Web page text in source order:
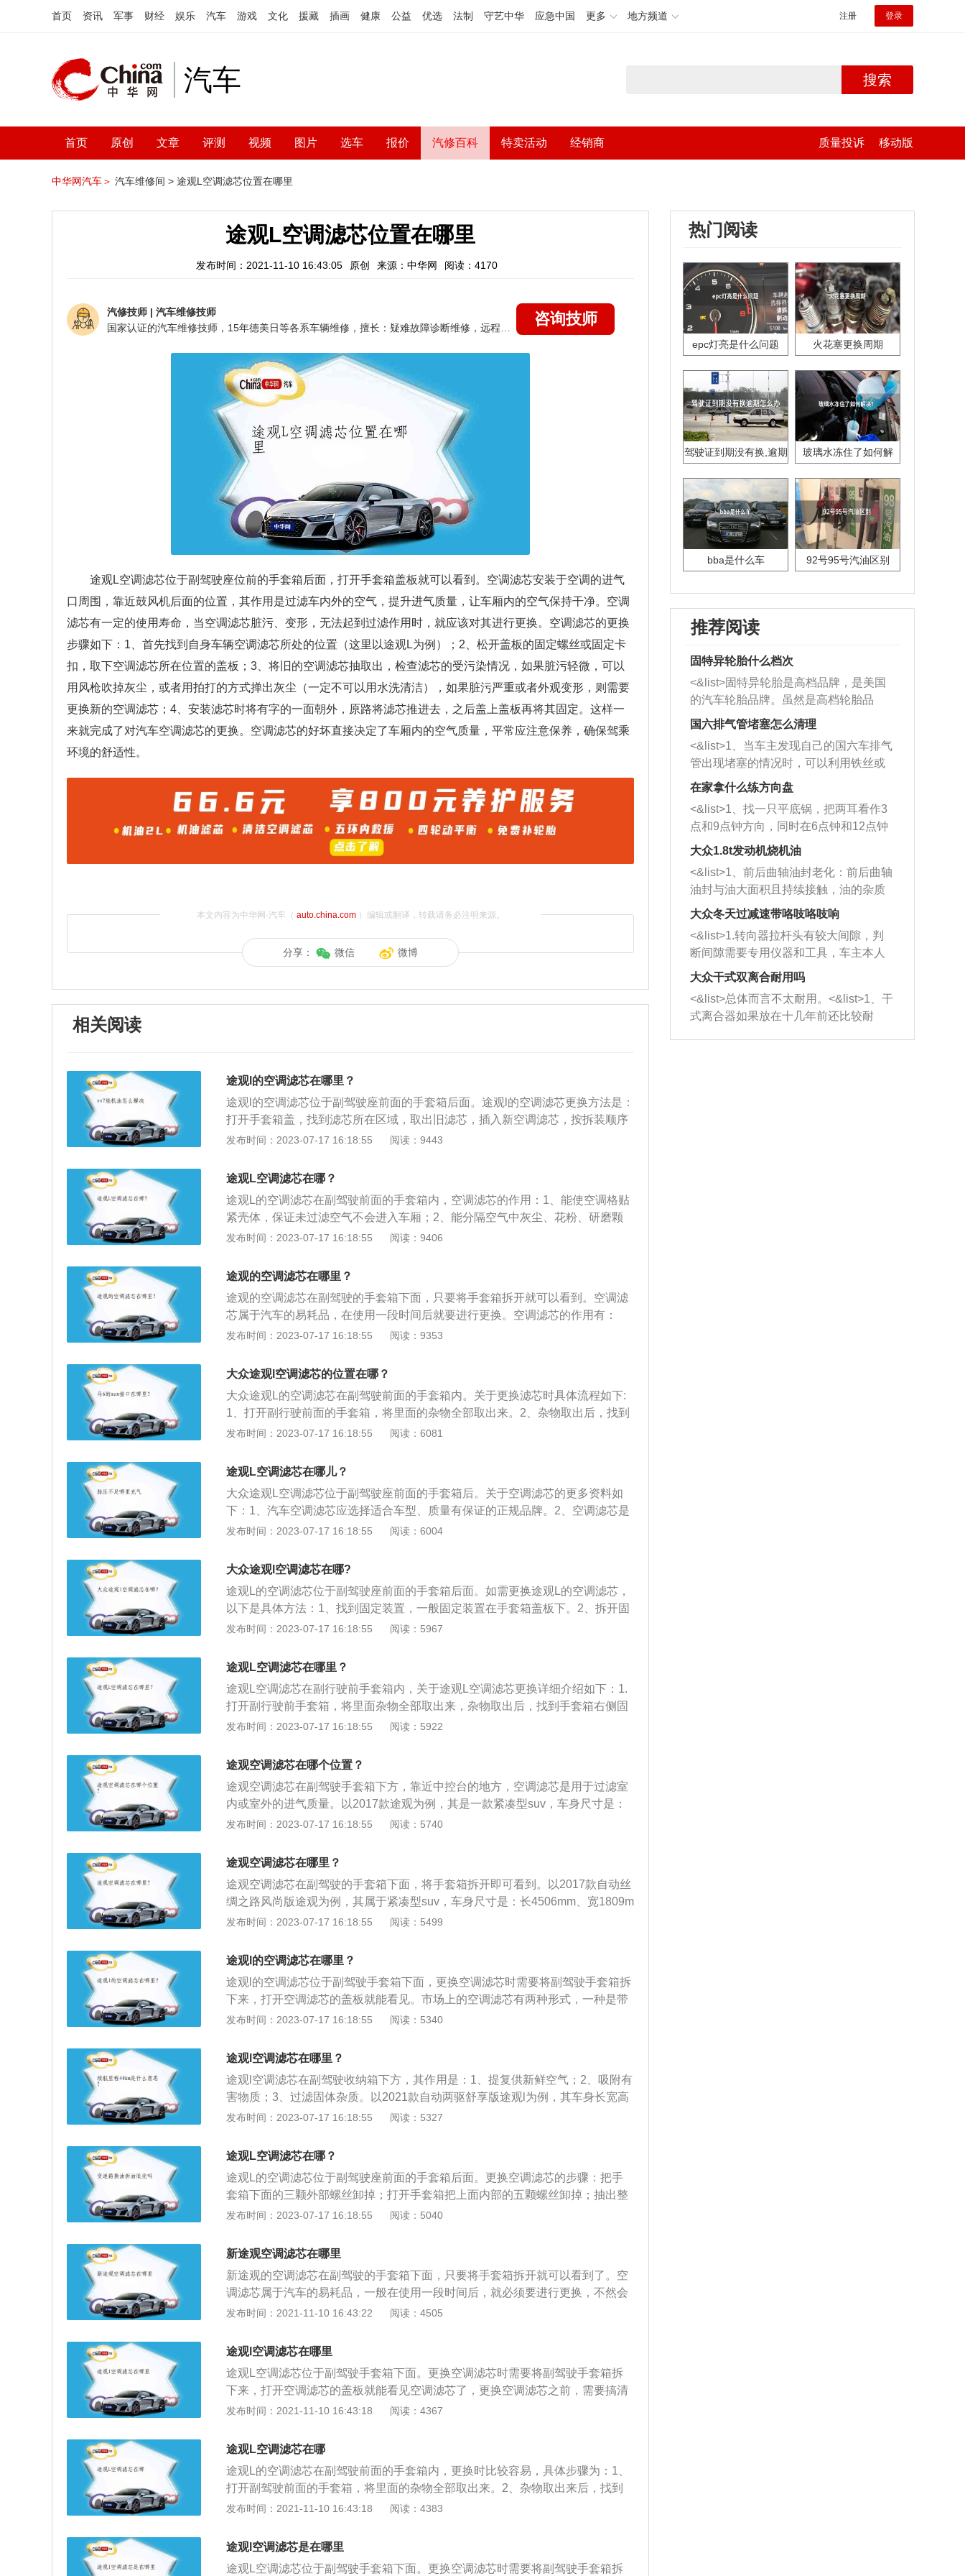
首页 资讯 军事 财经 娱乐 汽车 游戏 文化 援藏 插画 健康 公益 优选 法制 守艺中华 应急中国 更多 地方频道 注册 登录
汽车 搜索
首页 原创 文章 评测 视频 图片 选车 报价 汽修百科 特卖活动 经销商 质量投诉 移动版
中华网汽车＞ 汽车维修间 > 途观L空调滤芯位置在哪里
途观L空调滤芯位置在哪里
发布时间：2021-11-10 16:43:05 原创 来源：中华网 阅读：4170
汽修技师 | 汽车维修技师
咨询技师
途观L空调滤芯位于副驾驶座位前的手套箱后面，打开手套箱盖板就可以看到。空调滤芯安装于空调的进气
口周围，靠近鼓风机后面的位置，其作用是过滤车内外的空气，提升进气质量，让车厢内的空气保持干净。空调
滤芯有一定的使用寿命，当空调滤芯脏污、变形，无法起到过滤作用时，就应该对其进行更换。空调滤芯的更换
步骤如下：1、首先找到自身车辆空调滤芯所处的位置（这里以途观L为例）；2、松开盖板的固定螺丝或固定卡
扣，取下空调滤芯所在位置的盖板；3、将旧的空调滤芯抽取出，检查滤芯的受污染情况，如果脏污轻微，可以
用风枪吹掉灰尘，或者用拍打的方式掸出灰尘（一定不可以用水洗清洁），如果脏污严重或者外观变形，则需要
更换新的空调滤芯；4、安装滤芯时将有字的一面朝外，原路将滤芯推进去，之后盖上盖板再将其固定。这样一
来就完成了对汽车空调滤芯的更换。空调滤芯的好坏直接决定了车厢内的空气质量，平常应注意保养，确保驾乘
环境的舒适性。
本文内容为中华网·汽车（ auto.china.com）编辑或翻译，转载请务必注明来源。
分享： 微信 微博
相关阅读
途观l的空调滤芯在哪里？
途观l的空调滤芯位于副驾驶座前面的手套箱后面。途观l的空调滤芯更换方法是：
打开手套箱盖，找到滤芯所在区域，取出旧滤芯，插入新空调滤芯，按拆装顺序
的反向恢复原位即可。更换具体步骤：打开副驾驶前面的手套箱，将里面的杂物
扣拔出来后，用双手将手套箱两边向里面挤，就可拿下手套箱；手套箱拿下来
泡沫盖板后，拿下旧空调滤芯；将新空调滤芯替换上去，然后按照拆解手套箱的
步骤逆向将其安装好。
发布时间：2023-07-17 16:18:55 阅读：9443
途观L空调滤芯在哪？
途观L的空调滤芯在副驾驶前面的手套箱内，空调滤芯的作用：1、能使空调格贴
紧壳体，保证未过滤空气不会进入车厢；2、能分隔空气中灰尘、花粉、研磨颗
粒等固体杂质；3、能吸附空气中水分、煤烟、臭氧、异味、碳氧化物、SO2、C
4712毫米、1839毫米、1673毫米，轴距为2791毫米。途观L使用了一款涡轮增
千瓦。
发布时间：2023-07-17 16:18:55 阅读：9406
途观的空调滤芯在哪里？
途观的空调滤芯在副驾驶的手套箱下面，只要将手套箱拆开就可以看到。空调滤
芯属于汽车的易耗品，在使用一段时间后就要进行更换。空调滤芯的作用有：
1、使空调格贴紧壳体，保证未过滤的空气不会进入车厢；2、能分隔空气中的灰
化物；4、使汽车玻璃不会有水蒸气、使司乘人员视线清晰；5、保证驾乘室的空
气清洁且不滋生细菌，创造健康环境。途观是一款上海大众生产的汽车，定位紧
凑型SUV，共提供都会版、风尚版、菁英版、旗舰版4个版本7款车型。
发布时间：2023-07-17 16:18:55 阅读：9353
大众途观l空调滤芯的位置在哪？
大众途观L的空调滤芯在副驾驶前面的手套箱内。关于更换滤芯时具体流程如下:
1、打开副行驶前面的手套箱，将里面的杂物全部取出来。2、杂物取出后，找到
手套箱右侧的固定卡扣将其拔下来。3、固定卡扣拔下来后，用双手将手套箱两
空调滤芯盒上面的螺丝，取下泡沫盖板。6、取下泡沫盖板后，拿下旧的空调滤
个更换滤芯流程完成。关于车辆空调滤芯需要注意的事项:1、大多数车辆每驾驶5
000公里上下时就要更换一次空调滤芯，不然会影响车辆空调系统的正常工作。
2、有些空调滤芯可以清洗。3、更换空调滤芯时要更换与原厂车辆相匹配的型
发布时间：2023-07-17 16:18:55 阅读：6081
途观L空调滤芯在哪儿？
大众途观L空调滤芯位于副驾驶座前面的手套箱后。关于空调滤芯的更多资料如
下：1、汽车空调滤芯应选择适合车型、质量有保证的正规品牌。2、空调滤芯是
在汽车空调位置安装的一种滤芯，可以吸收粉尖颗粒，保护空调冷却系统。3、
用寿命。更换空调滤芯时，可以用专门的洗剂清洗一下鼓风机以及风道。
发布时间：2023-07-17 16:18:55 阅读：6004
大众途观l空调滤芯在哪?
途观L的空调滤芯位于副驾驶座前面的手套箱后面。如需更换途观L的空调滤芯，
以下是具体方法：1、找到固定装置，一般固定装置在手套箱盖板下。2、拆开固
定装置，不能太用力，塑料件很容易断裂。3、空调滤芯在空滤盒里，将空滤盒
尘飞扬）。4、安装新空调滤芯，安装时滤芯上的字体应对着车主。
发布时间：2023-07-17 16:18:55 阅读：5967
途观L空调滤芯在哪里？
途观L空调滤芯在副行驶前手套箱内，关于途观L空调滤芯更换详细介绍如下：1.
打开副行驶前手套箱，将里面杂物全部取出来，杂物取出后，找到手套箱右侧固
定卡扣后才将其拔下来。2.固定卡扣拔下来后，用双手将手套箱两边向里面挤，
面的螺丝，取下泡沫盖板，取下泡沫盖板后，拿下旧空调滤芯。3.将新空调滤芯
替换上去后，遵循拆解手套箱的流程逆向将其安装好，整个更换途观L空调滤芯
流程就完成了。
发布时间：2023-07-17 16:18:55 阅读：5922
途观空调滤芯在哪个位置？
途观空调滤芯在副驾驶手套箱下方，靠近中控台的地方，空调滤芯是用于过滤室
内或室外的进气质量。以2017款途观为例，其是一款紧凑型suv，车身尺寸是：
长4506mm、宽1809mm、高1685mm，轴距为2684mm，车身重量为1600kg。2
50nm，最大功率是118kw，与其匹配的是6挡手自一体变速箱。
发布时间：2023-07-17 16:18:55 阅读：5740
途观空调滤芯在哪里？
途观空调滤芯在副驾驶的手套箱下面，将手套箱拆开即可看到。以2017款自动丝
绸之路风尚版途观为例，其属于紧凑型suv，车身尺寸是：长4506mm、宽1809m
m、高1685mm，轴距为2684mm，油箱容积为63l，整备质量为1545kg。2017款
挂，其搭载了1.8t涡轮增压发动机，最大马力是160ps，最大功率是118kw，最大
发布时间：2023-07-17 16:18:55 阅读：5499
途观l的空调滤芯在哪里？
途观l的空调滤芯位于副驾驶手套箱下面，更换空调滤芯时需要将副驾驶手套箱拆
下来，打开空调滤芯的盖板就能看见。市场上的空调滤芯有两种形式，一种是带
有活性炭的滤芯，一种是不带活性炭的滤芯，一般汽车上使用的是带有活性炭的
格简洁明快，相比标准轴距车型增加了一些镀铬装饰件，同时c柱造型有所变化。
2791毫米。
发布时间：2023-07-17 16:18:55 阅读：5340
途观l空调滤芯在哪里？
途观l空调滤芯在副驾驶收纳箱下方，其作用是：1、提复供新鲜空气；2、吸附有
害物质；3、过滤固体杂质。以2021款自动两驱舒享版途观l为例，其车身长宽高
分别是：4712mm、1839mm、1673mm，轴距为2791mm，油箱容积为60l，行
架是多连杆式独立悬架，其搭载了2.0t涡轮增压发动机，最大马力是186ps，最大
发布时间：2023-07-17 16:18:55 阅读：5327
途观L空调滤芯在哪？
途观L的空调滤芯位于副驾驶座前面的手套箱后面。更换空调滤芯的步骤：把手
套箱下面的三颗外部螺丝卸掉；打开手套箱把上面内部的五颗螺丝卸掉；抽出整
个手套箱，在中控台的底部找到空调滤芯的盖子；揭开盖子看见空调滤芯，抽出
尺寸长宽高分别为4525mm、1809mm、1685mm，轴距为2684mm。
发布时间：2023-07-17 16:18:55 阅读：5040
新途观空调滤芯在哪里
新途观的空调滤芯在副驾驶的手套箱下面，只要将手套箱拆开就可以看到了。空
调滤芯属于汽车的易耗品，一般在使用一段时间后，就必须要进行更换，不然会
影响车内的空气。空调滤芯主要发挥的用处就是把车子里面所存在的细微杂质、
车内环境。发动机在运行过程当中，需要吸入大量的外界空气来维持燃烧，这种
面空气内的杂质以及微生物等有害部分进行有效过滤。一般情况下，汽车空调滤
芯的保养周期是2万公里或者1年左右更换一次就可以了，而在雾霾比较厉害的城
市，这种情况下使用汽车，建议根据情况及时更换滤芯，以保证车内空气质量。
节气候的更替，每年春秋两季开始之前，配合空调滤清器的进行更换。
发布时间：2021-11-10 16:43:22 阅读：4505
途观l空调滤芯在哪里
途观L空调滤芯位于副驾驶手套箱下面。更换空调滤芯时需要将副驾驶手套箱拆
下来，打开空调滤芯的盖板就能看见空调滤芯了，更换空调滤芯之前，需要搞清
楚自己汽车使用的是什么型号的空调滤芯，按照相应的型号去购买。汽车上的空
空气滤芯和空调滤芯是不同的，空气滤芯则指的是发动机进气系统，是过滤发动
形式，一种是带有活性炭的滤芯，一种是不带活性炭的滤芯，一般汽车上使用的
是带有活性炭的空调滤芯，这种滤芯的使用周期虽然比较短，但是带有活性炭的
滤芯过滤空气的质量比较好。一般来说，途观L这款车的空调滤芯更换周期为一
芯，这样可以使汽车内部始终流动新鲜的空气。
发布时间：2021-11-10 16:43:18 阅读：4367
途观L空调滤芯在哪
途观L的空调滤芯在副驾驶前面的手套箱内，更换时比较容易，具体步骤为：1、
打开副驾驶前面的手套箱，将里面的杂物全部取出来。2、杂物取出来后，找到
手套箱右侧的固定卡扣，然后将其拔出来。3、固定卡扣拔出来后，用双手将手
空调滤芯盒了。拆下空调滤芯盒上面的螺丝，取下泡沫盖板。取下泡沫盖板后，
拿下旧的空调滤芯。将新的空调滤芯替换上去，然后按照拆解手套箱的步骤逆向
发布时间：2021-11-10 16:43:18 阅读：4383
途观l空调滤芯是在哪里
途观L空调滤芯位于副驾驶手套箱下面。更换空调滤芯时需要将副驾驶手套箱拆
热门阅读
epc灯亮是什么问题 火花塞更换周期
驾驶证到期没有换,逾期
玻璃水冻住了如何解
bba是什么车 92号95号汽油区别
推荐阅读
固特异轮胎什么档次
<&list>固特异轮胎是高档品牌，是美国
的汽车轮胎品牌。虽然是高档轮胎品
牌，但是中高低端的轮胎都有生产，这
也是为了更好的开拓市场。
国六排气管堵塞怎么清理
<&list>1、当车主发现自己的国六车排气
管出现堵塞的情况时，可以利用铁丝或
者是细棍，直接将杂物给取出来，如果
堵塞情况比较严重，也可以采取应急措
施。 <&list>2、直接利用木棍将所有的
杂物推到排气管里面的位置处，然后将
三元催化器拆解开，就可以将堵塞的东
西取出来。但如果是因为积碳过多引起
的堵塞，就需要将三元催化器泡在草酸
洗剂对堵塞的情况得到解决，将清洗剂
放在燃油箱中，与燃油混合后，车辆启
动时，就可以和汽油一起进入到燃烧
室，最后形成废气排出，就可以让三元
催化器得到清洗，排气管堵塞的情况就
能够得到解决。
在家拿什么练方向盘
<&list>1、找一只平底锅，把两耳看作3
点和9点钟方向，同时在6点钟和12点钟
方向做一个标记。 <&list>2、双手握住
一圈半的练习，往右同样也要打相同的
圈数。 <&list>3、最后强调要反复练
习，这样就可以形成肌肉记忆，在真实
驾驶车辆时，不需要记忆也能打好方
向。
大众1.8t发动机烧机油
<&list>1、前后曲轴油封老化：前后曲轴
油封与油大面积且持续接触，油的杂质
和发动机内持续温度变化使其密封效果
逐渐减弱，导致渗油或漏油。<&list>2、
活塞间隙过大：积碳会使活塞环与缸体
的间隙扩大，导致机油流入燃烧室中，
造成烧机油。<&list>3、机油粘度。使用
机油粘度过小的话，同样会有烧机油现
象，机油粘度过小具有很好的流动性，
大众冬天过减速带咯吱咯吱响
<&list>1.转向器拉杆头有较大间隙，判
断间隙需要专用仪器和工具，车主本人
无法制作，需要将车辆送到修理厂或4s
店；<&list>2.车辆半轴套管防尘罩破
裂，破裂后会出现漏油现象，使半轴磨
损严重，磨损的半轴容易损坏，产生异
响；<&list>3.稳定器的转向胶套和球头
大众干式双离合耐用吗
<&list>总体而言不太耐用。<&list>1、干
式离合器如果放在十几年前还比较耐